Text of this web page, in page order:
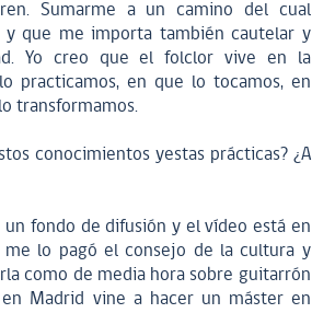
Sumarme a un camino del cual
y que me importa también cautelar y
Yo creo que el folclor vive en la
practicamos, en que lo tocamos, en
transformamos.
conocimientos yestas prácticas? ¿A
un fondo de difusión y el vídeo está en
me lo pagó el consejo de la cultura y
como de media hora sobre guitarrón
en Madrid vine a hacer un máster en